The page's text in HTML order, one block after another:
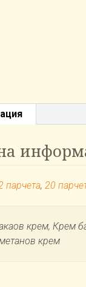
парчета,20
крем, Крем
крем